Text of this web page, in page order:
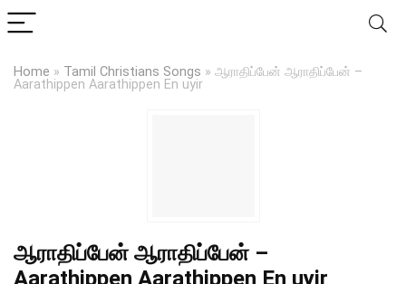
Home » Tamil Christians Songs » ஆராதிப்பேன் ஆராதிப்பேன் –
Aarathippen Aarathippen En uyir
ஆராதிப்பேன் ஆராதிப்பேன் –
Aarathippen Aarathippen En uyir